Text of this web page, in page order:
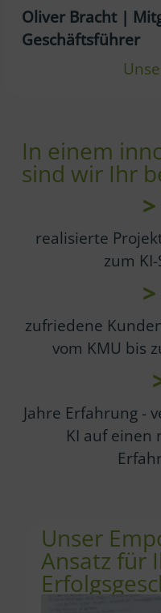
Oliver Bracht |
Geschäftsführer
In einem
sind wir Ihr
>
realisierte
zum
>
zufriedene
vom KMU bis
Jahre Erfahrung -
KI auf einen
Unser
Ansatz für